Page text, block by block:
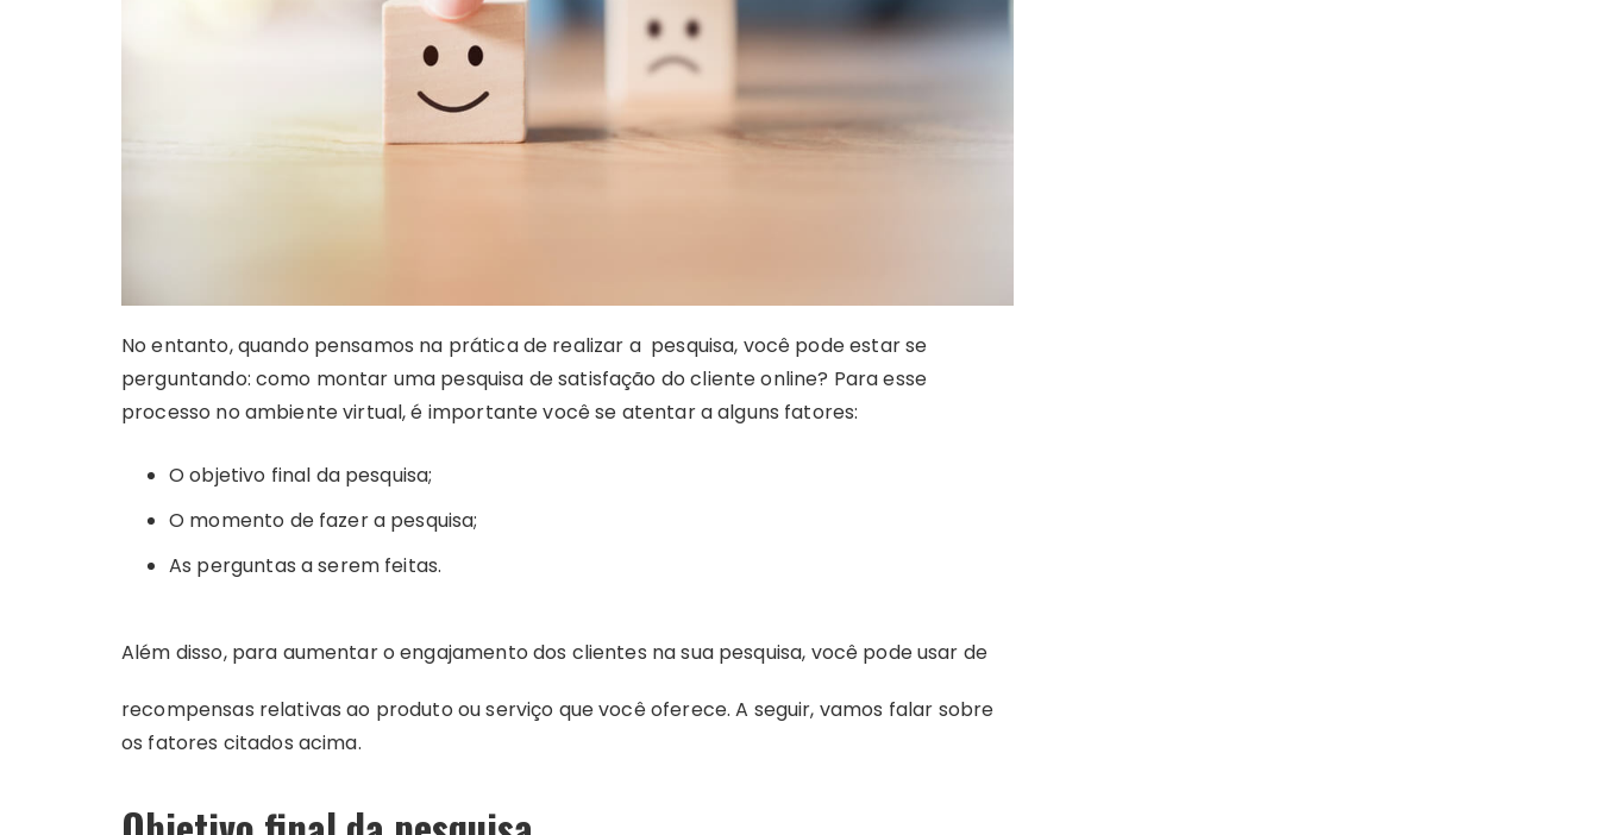
No entanto, quando pensamos na prática de realizar a pesquisa, você pode estar se
perguntando: como montar uma pesquisa de satisfação do cliente online? Para esse
processo no ambiente virtual, é importante você se atentar a alguns fatores:
O objetivo final da pesquisa;
O momento de fazer a pesquisa;
As perguntas a serem feitas.
Além disso, para aumentar o engajamento dos clientes na sua pesquisa, você pode usar de
recompensas relativas ao produto ou serviço que você oferece. A seguir, vamos falar sobre
os fatores citados acima.